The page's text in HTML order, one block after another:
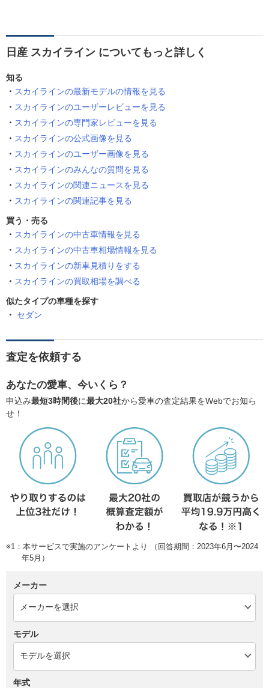
日産 スカイライン についてもっと詳しく
知る
スカイラインの最新モデルの情報を見る
スカイラインのユーザーレビューを見る
スカイラインの専門家レビューを見る
スカイラインの公式画像を見る
スカイラインのユーザー画像を見る
スカイラインのみんなの質問を見る
スカイラインの関連ニュースを見る
スカイラインの関連記事を見る
買う・売る
スカイラインの中古車情報を見る
スカイラインの中古車相場情報を見る
スカイラインの新車見積りをする
スカイラインの買取相場を調べる
似たタイプの車種を探す
セダン
査定を依頼する
あなたの愛車、今いくら？
申込み最短3時間後に最大20社から愛車の査定結果をWebでお知ら
せ！
※1：本サービスで実施のアンケートより （回答期間：2023年6月〜2024
年5月）
メーカー
モデル
年式